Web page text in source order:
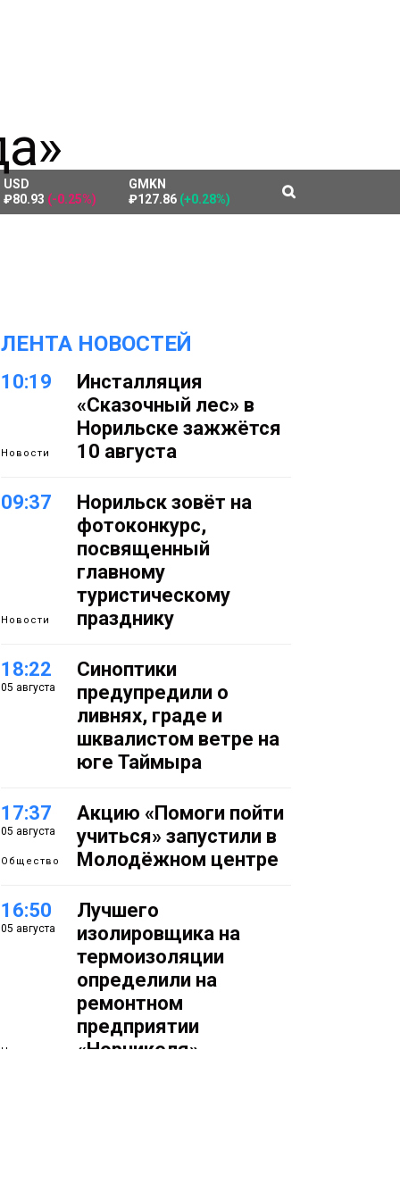
USD
₽80.93 (-0.25%)
GMKN
₽127.86 (+0.28%)
ЛЕНТА НОВОСТЕЙ
10:19
Новости
Инсталляция
«Сказочный лес» в
Норильске зажжётся
10 августа
09:37
Новости
Норильск зовёт на
фотоконкурс,
посвященный
главному
туристическому
празднику
18:22
05 августа
Синоптики
предупредили о
ливнях, граде и
шквалистом ветре на
юге Таймыра
17:37
05 августа
Общество
Акцию «Помоги пойти
учиться» запустили в
Молодёжном центре
16:50
05 августа
Новости
Лучшего
изолировщика на
термоизоляции
определили на
ремонтном
предприятии
«Норникеля»